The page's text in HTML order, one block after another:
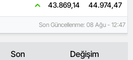
43.869,14 44.974,47
Son Güncellenme: 08 Ağu - 12:47
Son Değişim